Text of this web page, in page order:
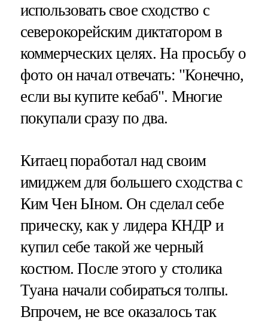
использовать свое сходство с
северокорейским диктатором в
коммерческих целях. На просьбу о
фото он начал отвечать: "Конечно,
если вы купите кебаб". Многие
покупали сразу по два.
Китаец поработал над своим
имиджем для большего сходства с
Ким Чен Ыном. Он сделал себе
прическу, как у лидера КНДР и
купил себе такой же черный
костюм. После этого у столика
Туана начали собираться толпы.
Впрочем, не все оказалось так